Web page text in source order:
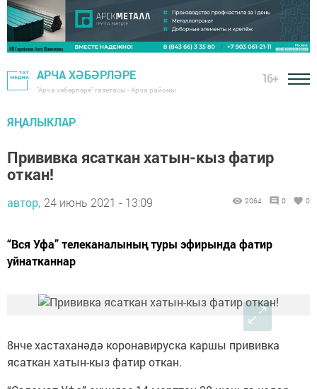
АРЧА ХӘБӘРЛӘРЕ
"Арча хәбәрләре" газетасы - Арча районы
16+
ЯҢАЛЫКЛАР
Прививка ясаткан хатын-кыз фатир
откан!
автор, 24 июнь 2021 - 13:09 2064 0 0
“Вся Уфа” телеканалының туры эфирында фатир
уйнатканнар
8нче хастаханәдә коронавируска каршы прививка
ясаткан хатын-кыз фатир откан.